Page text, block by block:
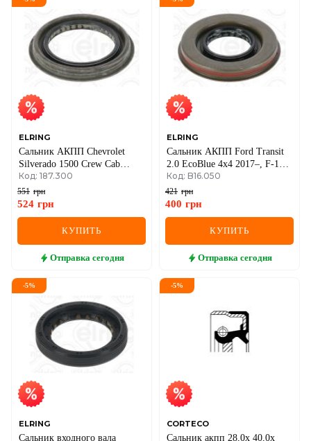
ELRING
Сальник АКПП Chevrolet
Silverado 1500 Crew Cab
Pickup 6.2 4WD 2013–
Код: 187.300
551 грн
524 грн
КУПИТЬ
Отправка сегодня
ELRING
Сальник АКПП Ford Transit
2.0 EcoBlue 4x4 2017–, F-150
Standard Cab Pickup 3.5 4WD
2017–
Код: B16.050
421 грн
400 грн
КУПИТЬ
Отправка сегодня
-5%
ELRING
Сальник входного вала
-5%
CORTECO
Сальник акпп 28,0x 40,0x